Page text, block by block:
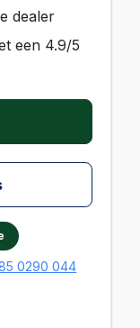
dealer
een 4.9/5
0290 044